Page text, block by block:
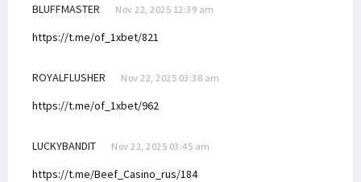
BLUFFMASTER Nov 22, 2025 12:39 am
https://t.me/of_1xbet/821
ROYALFLUSHER Nov 22, 2025 03:38 am
https://t.me/of_1xbet/962
LUCKYBANDIT Nov 22, 2025 03:45 am
https://t.me/Beef_Casino_rus/184